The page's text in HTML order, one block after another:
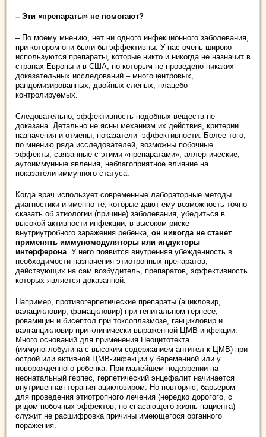
– Эти «препараты» не помогают?
– По моему мнению, нет ни одного инфекционного заболевания,
при котором они были бы эффективны. У нас очень широко
используются препараты, которые никто и никогда не назначит в
странах Европы и в США, по которым не проведено никаких
доказательных исследований – многоцентровых,
рандомизированных, двойных слепых, плацебо-
контролируемых.
Следовательно, эффективность подобных веществ не
доказана. Детально не ясны механизм их действия, критерии
назначения и отмены, показатели эффективности. Более того,
по мнению ряда исследователей, возможны побочные
эффекты, связанные с этими «препаратами», аллергические,
аутоиммунные явления, неблагоприятное влияние на
показатели иммунного статуса.
Когда врач использует современные лабораторные методы
диагностики и именно те, которые дают ему возможность точно
сказать об этиологии (причине) заболевания, убедиться в
высокой активности инфекции, в высоком риске
внутриутробного заражения ребенка, он никогда не станет
применять иммуномодуляторы или индукторы
интерферона. У него появится внутренняя убежденность в
необходимости назначения этиотропных препаратов,
действующих на сам возбудитель, препаратов, эффективность
которых является доказанной.
Например, противогерпетические препараты (ацикловир,
валацикловир, фамацкловир) при генитальном герпесе,
ровамицин и бисептол при токсоплазмозе, ганцикловир и
валганцикловир при клинически выраженной ЦМВ-инфекции.
Много оснований для применения Неоцитотекта
(иммуноглобулина с высоким содержанием антител к ЦМВ) при
острой или активной ЦМВ-инфекции у беременной или у
новорожденного ребенка. При малейшем подозрении на
неонатальный герпес, герпетический энцефалит начинается
внутривенная терапия ацикловиром. Но повторяю, барьером
для проведения этиотропного лечения (нередко дорогого, с
рядом побочных эффектов, но спасающего жизнь пациента)
служит не расшифровка причины имеющегося органного
поражения.